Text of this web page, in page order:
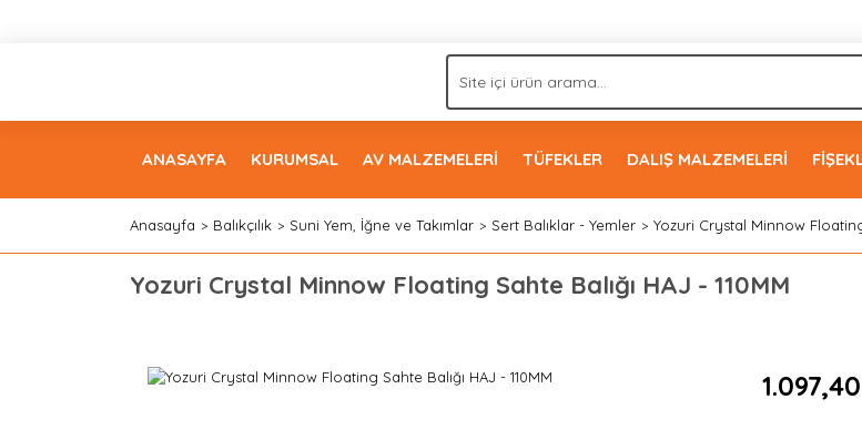
ANASAYFA KURUMSAL AV MALZEMELERİ TÜFEKLER DALIŞ MALZEMELERİ
Anasayfa Balıkçılık Suni Yem, İğne ve Takımlar Sert Balıklar - Yemler Yozuri Crystal Minnow Floating
Yozuri Crystal Minnow Floating Sahte Balığı HAJ - 110MM